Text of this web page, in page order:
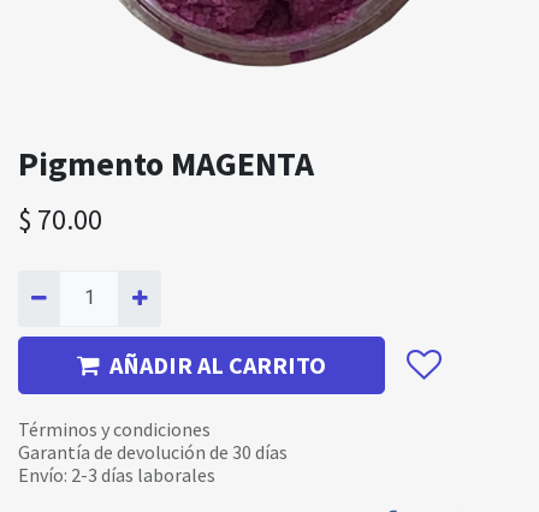
Pigmento MAGENTA
$ 70.00
AÑADIR AL CARRITO
Términos y condiciones
Garantía de devolución de 30 días
Envío: 2-3 días laborales